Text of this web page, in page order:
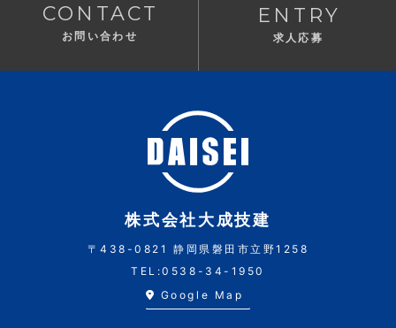
CONTACT
お問い合わせ
ENTRY
求人応募
株式会社大成技建
〒438-0821
静岡県磐田市立野1258
TEL:0538-34-1950
Google Map